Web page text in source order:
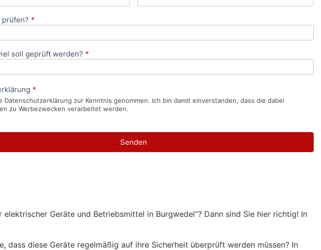
*
soll geprüft werden? *
*
Datenschutzerklärung zur Kenntnis genommen. Ich bin damit einverstanden, dass die dabei
zu Werbezwecken verarbeitet werden.
Senden
Geräte und Betriebsmittel in Burgwedel“? Dann sind Sie hier richtig! In
dass diese Geräte regelmäßig auf ihre Sicherheit überprüft werden müssen? In